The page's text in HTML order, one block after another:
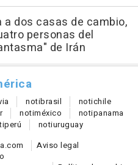
a dos casas de cambio,
personas del
de Irán
notibrasil notichile
notiméxico notipanama
perú notiuruguay
Aviso legal